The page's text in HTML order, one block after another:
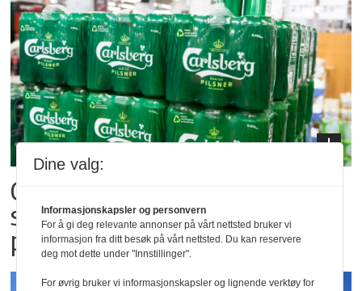
Carlsberg forventer
salgsrekord for alkoholfri øl
på festivaler
Dine valg:
Informasjonskapsler og personvern
For å gi deg relevante annonser på vårt nettsted bruker vi
informasjon fra ditt besøk på vårt nettsted. Du kan reservere
deg mot dette under "Innstillinger".
For øvrig bruker vi informasjonskapsler og lignende verktøy for